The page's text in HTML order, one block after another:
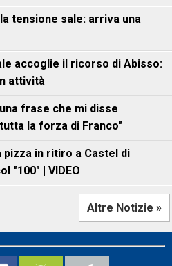
tensione sale: arriva una
accoglie il ricorso di Abisso:
attività
frase che mi disse
la forza di Franco"
pizza in ritiro a Castel di
"100" | VIDEO
Altre Notizie »